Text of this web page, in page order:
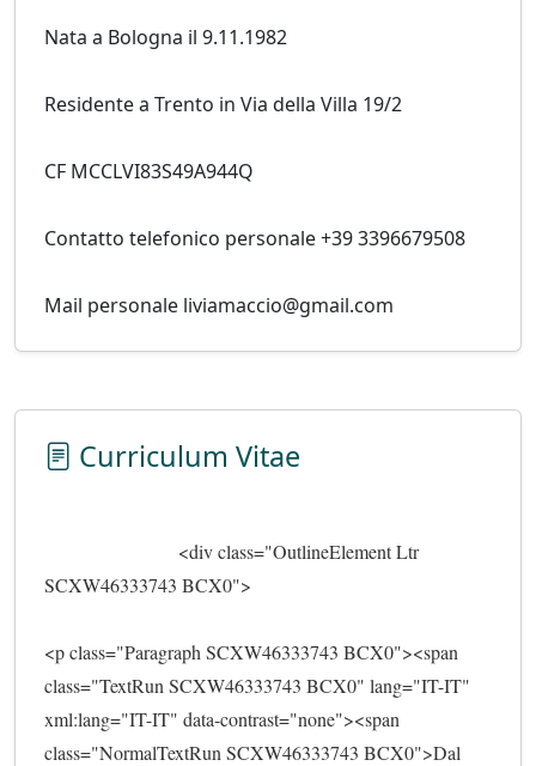
Nata a Bologna il 9.11.1982
Residente a Trento in Via della Villa 19/2
CF MCCLVI83S49A944Q
Contatto telefonico personale +39 3396679508
Curriculum Vitae
SCXW46333743 BCX0">
<p class="Paragraph SCXW46333743 BCX0"><span
class="TextRun SCXW46333743 BCX0" lang="IT-IT"
xml:lang="IT-IT" data-contrast="none"><span
class="NormalTextRun SCXW46333743 BCX0">Dal